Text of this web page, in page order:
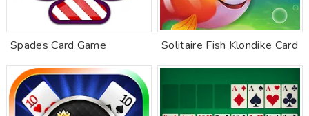
Spades Card Game Solitaire Fish Klondike Card